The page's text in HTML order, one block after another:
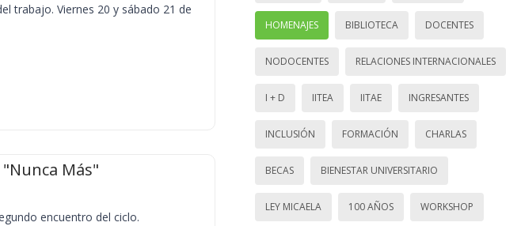
trabajo. Viernes 20 y sábado 21 de
Más"
encuentro del ciclo.
HOMENAJES BIBLIOTECA DOCENTES
NODOCENTES RELACIONES INTERNACIONALES
I + D IITEA IITAE INGRESANTES
INCLUSIÓN FORMACIÓN CHARLAS
BECAS BIENESTAR UNIVERSITARIO
LEY MICAELA 100 AÑOS WORKSHOP